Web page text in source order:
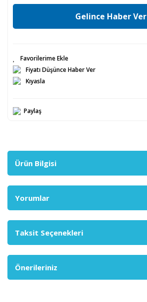
Gelince Haber Ver
Fiyatı Düşünce Haber Ver
Kıyasla
Paylaş
Ürün Bilgisi
Yorumlar
Taksit Seçenekleri
Önerileriniz